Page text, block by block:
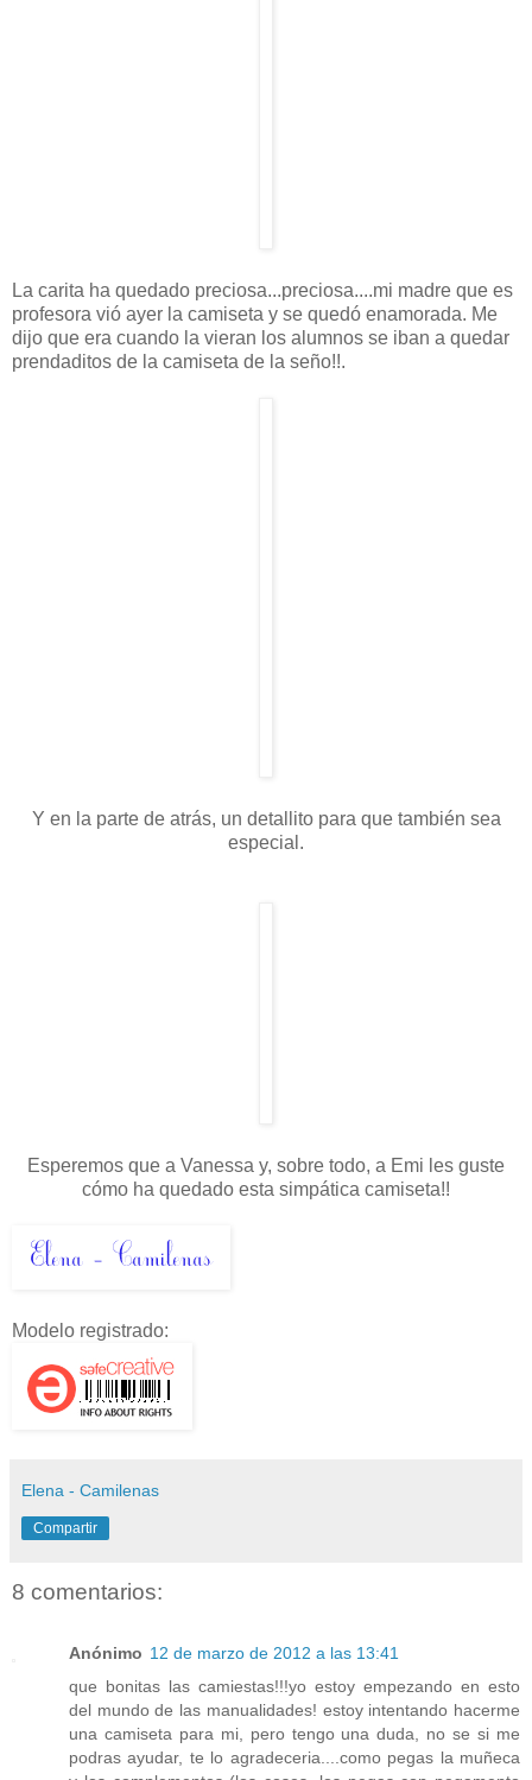
La carita ha quedado preciosa...preciosa....mi madre que es
profesora vió ayer la camiseta y se quedó enamorada. Me
dijo que era cuando la vieran los alumnos se iban a quedar
prendaditos de la camiseta de la seño!!.
Y en la parte de atrás, un detallito para que también sea
especial.
Esperemos que a Vanessa y, sobre todo, a Emi les guste
cómo ha quedado esta simpática camiseta!!
Modelo registrado:
Elena - Camilenas
Compartir
8 comentarios:
Anónimo 12 de marzo de 2012 a las 13:41
que bonitas las camiestas!!!yo estoy empezando en esto
del mundo de las manualidades! estoy intentando hacerme
una camiseta para mi, pero tengo una duda, no se si me
podras ayudar, te lo agradeceria....como pegas la muñeca